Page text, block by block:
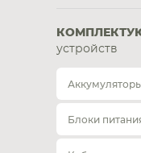
устройств
Блоки